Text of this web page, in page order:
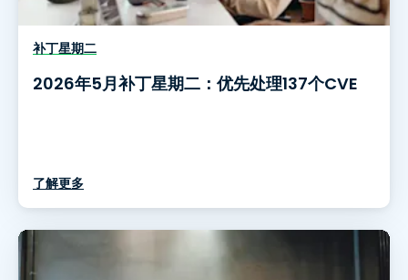
补丁星期二
2026年5月补丁星期二：优先处理137个CVE
了解更多